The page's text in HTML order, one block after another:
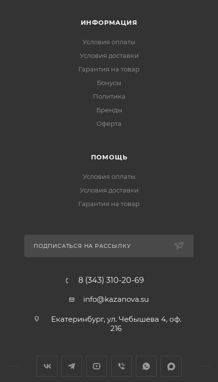
ИНФОРМАЦИЯ
Условия оплаты
Условия доставки
Гарантия на товар
Бонусы
Политика
Бренды
Оферта
ПОМОЩЬ
Условия оплаты
Условия доставки
Гарантия на товар
ПОДПИСАТЬСЯ НА РАССЫЛКУ
8 (343) 310-20-69
info@kazanova.su
Екатеринбург, ул. Чебышева 4, оф.
216